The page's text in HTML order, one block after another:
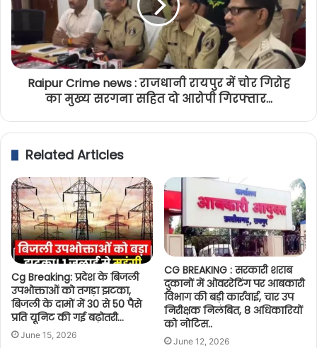
Raipur Crime news : राजधानी रायपुर में चोर गिरोह
का मुख्य सरगना सहित दो आरोपी गिरफ्तार...
Related Articles
Cg Breaking: प्रदेश के बिजली
उपभोक्ताओं को तगड़ा झटका,
बिजली के दामों में 30 से 50 पैसे
प्रति यूनिट की गई बढ़ोतरी…
June 15, 2026
CG BREAKING : सरकारी शराब
दुकानों में ओवररेटिंग पर आबकारी
विभाग की बड़ी कार्रवाई, चार उप
निरीक्षक निलंबित, 8 अधिकारियों
को नोटिस..
June 12, 2026